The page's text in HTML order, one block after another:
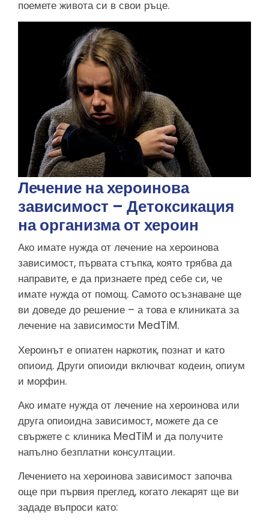
поемете живота си в свои ръце.
Лечение на хероинова
зависимост – Детоксикация
на организма от хероин
Ако имате нужда от лечение на хероинова
зависимост, първата стъпка, която трябва да
направите, е да признаете пред себе си, че
имате нужда от помощ. Самото осъзнаване ще
ви доведе до решение – а това е клиниката за
лечение на зависимости MedTiM.
Хероинът е опиатен наркотик, познат и като
опиоид. Други опиоиди включват кодеин, опиум
и морфин.
Ако имате нужда от лечение на хероинова или
друга опиоидна зависимост, можете да се
свържете с клиника MedTiM и да получите
напълно безплатни консултации.
Лечението на хероинова зависимост започва
още при първия преглед, когато лекарят ще ви
зададе въпроси като: